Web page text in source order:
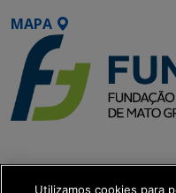
MAPA
SETDIG | Secretaria-
Executiva de
Utilizamos cookies para